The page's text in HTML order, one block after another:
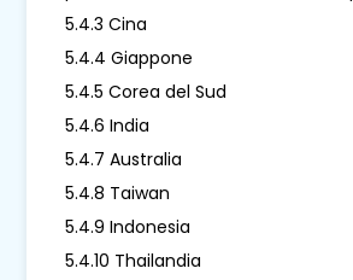
5.4.3 Cina
5.4.4 Giappone
5.4.5 Corea del Sud
5.4.6 India
5.4.7 Australia
5.4.8 Taiwan
5.4.9 Indonesia
5.4.10 Thailandia